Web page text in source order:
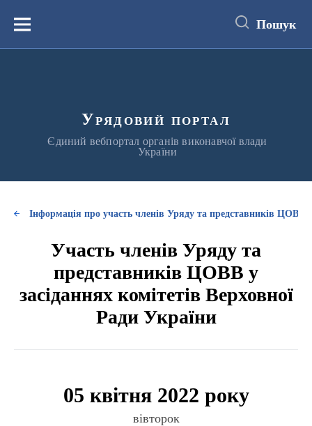
вмістуМеню Пошук
Урядовий портал
Єдиний вебпортал органів виконавчої влади
України
Інформація про участь членів Уряду та представників ЦОВВ
Участь членів Уряду та
представників ЦОВВ у
засіданнях комітетів Верховної
Ради України
05 квітня 2022 року
вівторок